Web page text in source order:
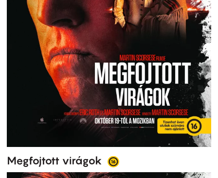
Megfojtott virágok